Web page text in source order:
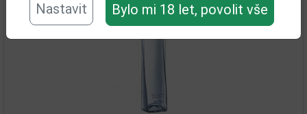
Nastavit Bylo mi 18 let, povolit vše